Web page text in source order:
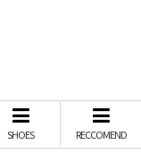
SHOES RECCOMEND